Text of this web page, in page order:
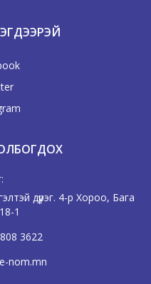
дүүрэг. 4-р Хороо, Бага
1
3622
nom.mn